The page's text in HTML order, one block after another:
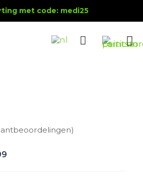
met code: medi25